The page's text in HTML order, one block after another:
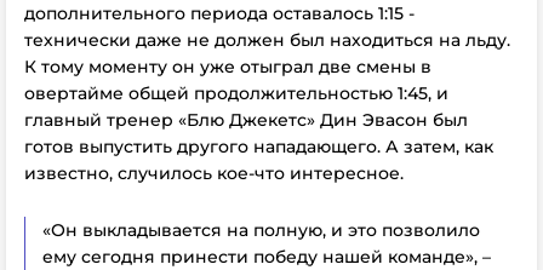
дополнительного периода оставалось 1:15 -
технически даже не должен был находиться на льду.
К тому моменту он уже отыграл две смены в
овертайме общей продолжительностью 1:45, и
главный тренер «Блю Джекетс» Дин Эвасон был
готов выпустить другого нападающего. А затем, как
известно, случилось кое-что интересное.
«Он выкладывается на полную, и это позволило
ему сегодня принести победу нашей команде», –